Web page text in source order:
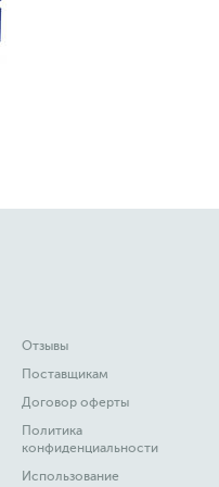
Отзывы
Поставщикам
Договор оферты
Политика
конфиденциальности
Использование